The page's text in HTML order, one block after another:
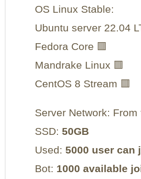
OS Linux Stable:
Ubuntu server 22.04
Fedora Core 🟥
Mandrake Linux 🟥
CentOS 8 Stream 🟥
Server Network:
SSD: 50GB
Used: 5000 user can
Bot: 1000 available